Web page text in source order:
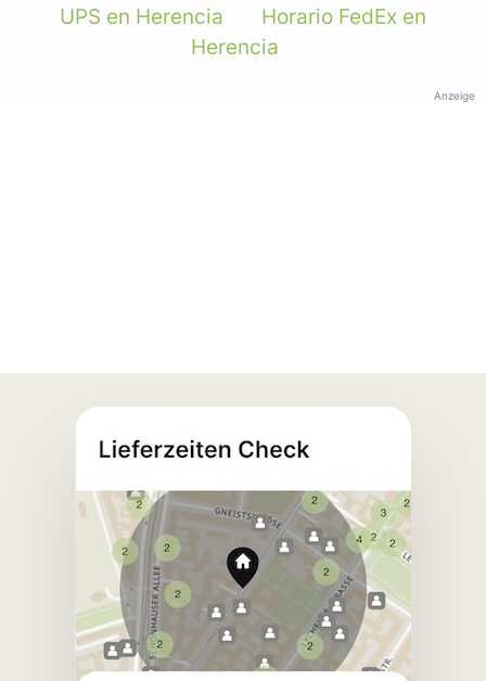
UPS en Herencia
Horario FedEx en
Herencia
Anzeige